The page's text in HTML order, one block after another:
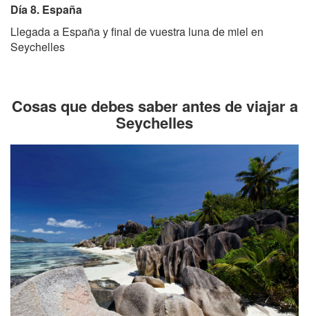
Día 8. España
Llegada a España y final de vuestra luna de miel en
Seychelles
Cosas que debes saber antes de viajar a
Seychelles